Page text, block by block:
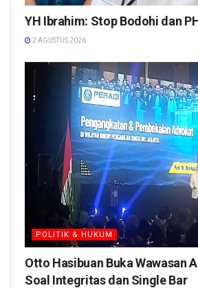
YH Ibrahim: Stop Bodohi dan
2 AGUSTUS 2026
POLITIK & HUKUM
Otto Hasibuan Buka Wawasan
Soal Integritas dan Single Bar